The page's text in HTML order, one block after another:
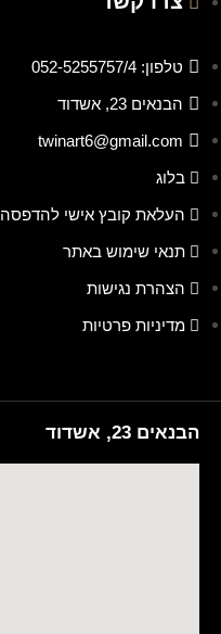
טלפון: 052-5255757/4
הבנאים 23, אשדוד
twinart6@gmail.com
בלוג
העלאת קובץ אישי להדפסה
תנאי שימוש באתר
הצהרת נגישות
מדיניות פרטיות
הבנאים 23, אשדוד